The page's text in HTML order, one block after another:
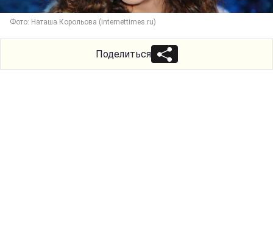
Фото: Наташа Корольова (internettimes.ru)
Поделиться